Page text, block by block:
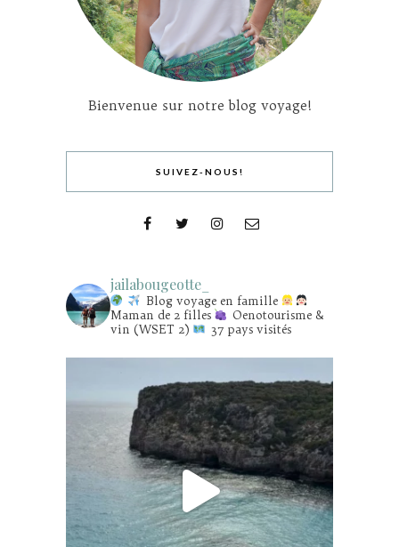
Bienvenue sur notre blog voyage!
SUIVEZ-NOUS!
jailabougeotte_
Blog voyage en famille
Maman de 2 filles
Oenotourisme &
vin (WSET 2)
37 pays visités